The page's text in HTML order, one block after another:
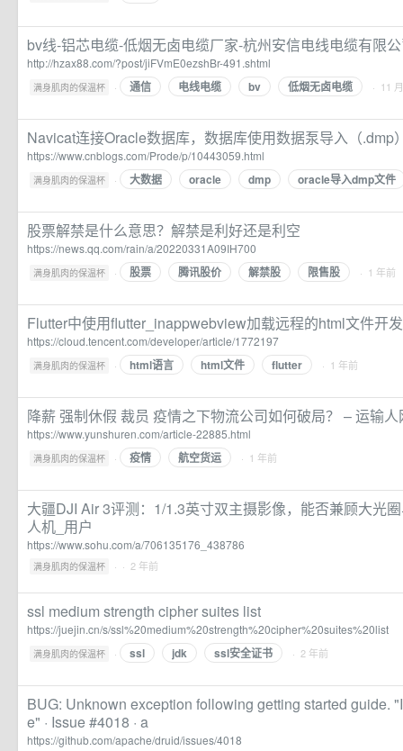
bv线-铝芯电缆-低烟无卤电缆厂家-杭州安信电线电缆有限
http://hzax88.com/?post/jiFVmE0ezshBr-491.shtml
满身肌肉的保温杯 · 通信 电线电缆 bv 低烟无卤电缆 · 11
Navicat连接Oracle数据库，数据库使用数据泵导入（.dmp
https://www.cnblogs.com/Prode/p/10443059.html
满身肌肉的保温杯 · 大数据 oracle dmp oracle导入dmp文件
股票解禁是什么意思？解禁是利好还是利空
https://news.qq.com/rain/a/20220331A09IH700
满身肌肉的保温杯 · 股票 腾讯股价 解禁股 限售股 · 1 年前
Flutter中使用flutter_inappwebview加载远程的html文件开
https://cloud.tencent.com/developer/article/1772197
满身肌肉的保温杯 · html语言 html文件 flutter · 1 年前
降薪 强制休假 裁员 疫情之下物流公司如何破局？ – 运输人
https://www.yunshuren.com/article-22885.html
满身肌肉的保温杯 · 疫情 航空货运 · 1 年前
大疆DJI Air 3评测：1/1.3英寸双主摄影像，能否兼顾大光
人机_用户
https://www.sohu.com/a/706135176_438786
满身肌肉的保温杯 · · 2 年前
ssl medium strength cipher suites list
https://juejin.cn/s/ssl%20medium%20strength%20cipher%20suites%20list
满身肌肉的保温杯 · ssl jdk ssl安全证书 · 2 年前
BUG: Unknown exception following getting started guide.
e" · Issue #4018 · a
https://github.com/apache/druid/issues/4018